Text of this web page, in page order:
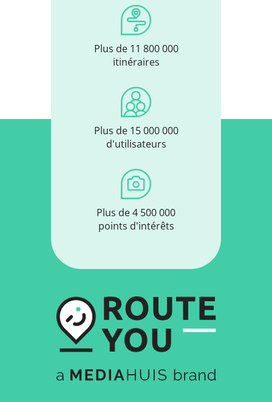
Plus de 11 800 000
itinéraires
Plus de 15 000 000
d'utilisateurs
Plus de 4 500 000
points d'intérêts